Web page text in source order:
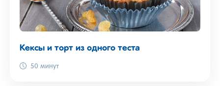
Кексы и торт из одного теста
50 минут